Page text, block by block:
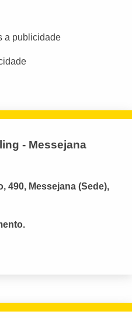
a publicidade
- Messejana
490, Messejana (Sede),